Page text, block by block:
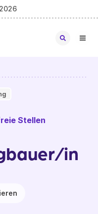
Stellen
in